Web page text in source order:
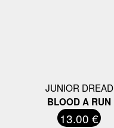
JUNIOR DREAD
BLOOD A RUN
13.00 €